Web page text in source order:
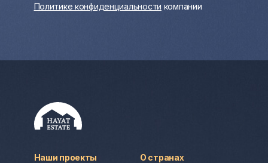
Политике конфиденциальности компании
Наши проекты О странах